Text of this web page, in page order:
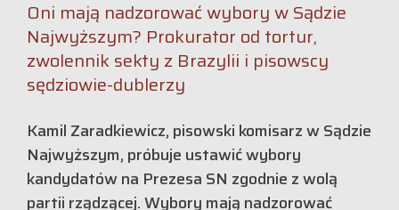
Oni mają nadzorować wybory w Sądzie
Najwyższym? Prokurator od tortur,
zwolennik sekty z Brazylii i pisowscy
sędziowie-dublerzy
Kamil Zaradkiewicz, pisowski komisarz w Sądzie
Najwyższym, próbuje ustawić wybory
kandydatów na Prezesa SN zgodnie z wolą
partii rządzącej. Wybory mają nadzorować